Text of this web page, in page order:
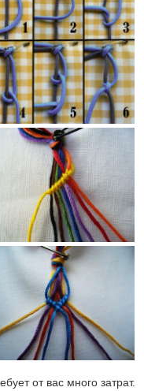
от вас много затрат.